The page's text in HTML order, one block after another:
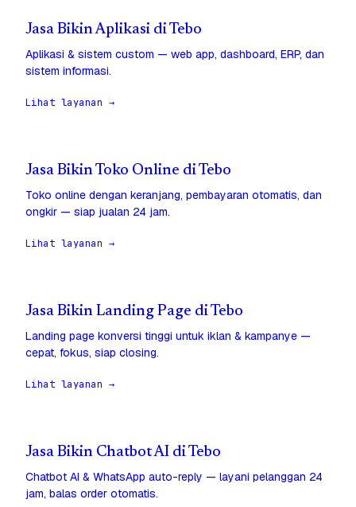
Jasa Bikin Aplikasi di Tebo
Aplikasi & sistem custom — web app, dashboard, ERP, dan
sistem informasi.
Lihat layanan →
Jasa Bikin Toko Online di Tebo
Toko online dengan keranjang, pembayaran otomatis, dan
ongkir — siap jualan 24 jam.
Lihat layanan →
Jasa Bikin Landing Page di Tebo
Landing page konversi tinggi untuk iklan & kampanye —
cepat, fokus, siap closing.
Lihat layanan →
Jasa Bikin Chatbot AI di Tebo
Chatbot AI & WhatsApp auto-reply — layani pelanggan 24
jam, balas order otomatis.